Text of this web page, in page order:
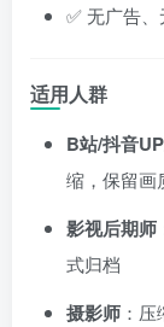
✅ 无广告
适用人群
B站/抖音
缩，保留画
影视后期师
式归档
摄影师 ：